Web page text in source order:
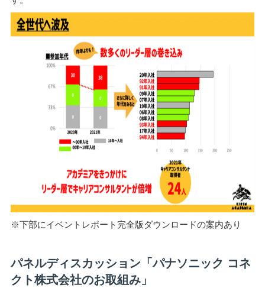
※下部にイベントレポート完全版ダウンロードの案内あり
パネルディスカッション「パナソニック コネ
クト株式会社のお取組み」